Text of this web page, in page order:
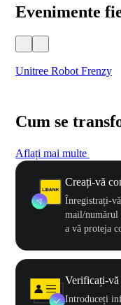
Evenimente
Unitree Robot Frenzy
Cum se
Aflați mai multe
Creați-vă
Înregistrați-
mail/numărul
a vă proteja
Verificați-vă
Introduceți